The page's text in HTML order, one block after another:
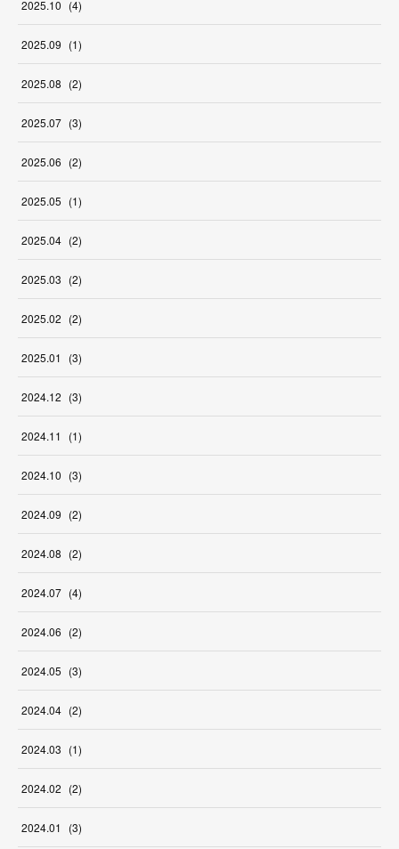
2025.10 (4)
2025.09 (1)
2025.08 (2)
2025.07 (3)
2025.06 (2)
2025.05 (1)
2025.04 (2)
2025.03 (2)
2025.02 (2)
2025.01 (3)
2024.12 (3)
2024.11 (1)
2024.10 (3)
2024.09 (2)
2024.08 (2)
2024.07 (4)
2024.06 (2)
2024.05 (3)
2024.04 (2)
2024.03 (1)
2024.02 (2)
2024.01 (3)